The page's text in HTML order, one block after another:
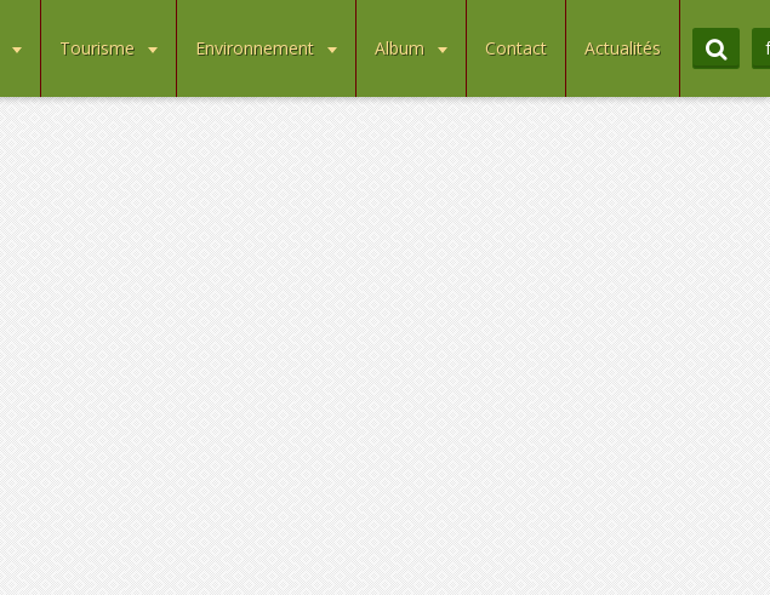
Tourisme Environnement Album Contact Actualités